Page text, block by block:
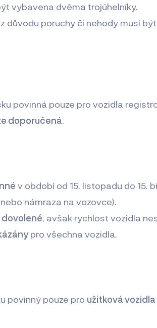
vybavena dvěma trojúhelníky.
důvodu poruchy či nehody musí
povinná pouze pro vozidla
doporučená.
v období od 15. listopadu do 15.
námraza na vozovce).
dovolené, avšak rychlost vozidla
pro všechna vozidla.
povinný pouze pro užitková vozidla